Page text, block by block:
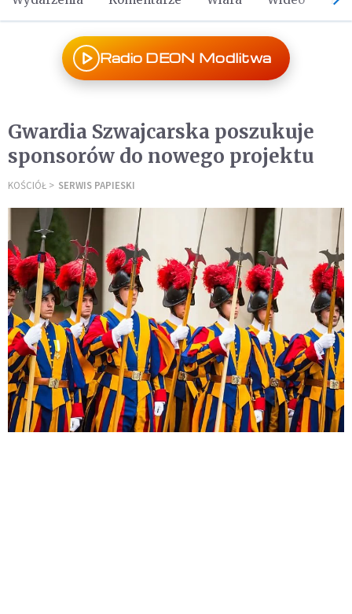
Radio DEON Modlitwa
Gwardia Szwajcarska poszukuje
sponsorów do nowego projektu
KOŚCIÓŁ SERWIS PAPIESKI